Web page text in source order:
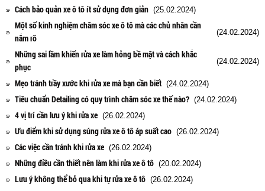
Cách bảo quản xe ô tô ít sử dụng đơn giản (25.02.2024)
Một số kinh nghiệm chăm sóc xe ô tô mà các chủ nhân cần
nắm rõ
(24.02.2024)
Những sai lầm khiến rửa xe làm hỏng bề mặt và cách khắc
phục
(24.02.2024)
Mẹo tránh trầy xước khi rửa xe mà bạn cần biết (24.02.2024)
Tiêu chuẩn Detailing có quy trình chăm sóc xe thế nào? (24.02.2024)
4 vị trí cần lưu ý khi rửa xe (26.02.2024)
Ưu điểm khi sử dụng súng rửa xe ô tô áp suất cao (26.02.2024)
Các việc cần tránh khi rửa xe (26.02.2024)
Những điều cần thiết nên làm khi rửa xe ô tô (20.02.2024)
Lưu ý không thể bỏ qua khi tự rửa xe ô tô (26.02.2024)